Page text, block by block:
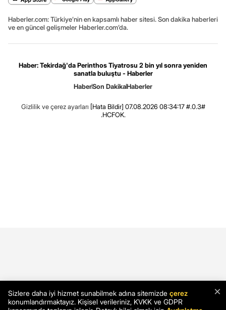
Haberler.com: Türkiye’nin en kapsamlı haber sitesi. Son dakika haberleri
ve en güncel gelişmeler Haberler.com’da.
Haber: Tekirdağ'da Perinthos Tiyatrosu 2 bin yıl sonra yeniden
sanatla buluştu - Haberler
HaberSon DakikaHaberler
Gizlilik ve çerez ayarları [Hata Bildir] 07.08.2026 08:34:17 #.0.3#
.HCFOK.
×
Sizlere daha iyi hizmet sunabilmek adına sitemizde çerez
konumlandırmaktayız. Kişisel verileriniz, KVKK ve GDPR